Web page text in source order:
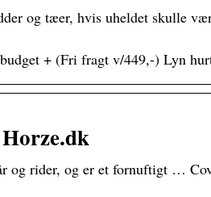
og tæer, hvis uheldet skulle
+ (Fri fragt v/449,-) Lyn
og rider, og er et fornuftigt …